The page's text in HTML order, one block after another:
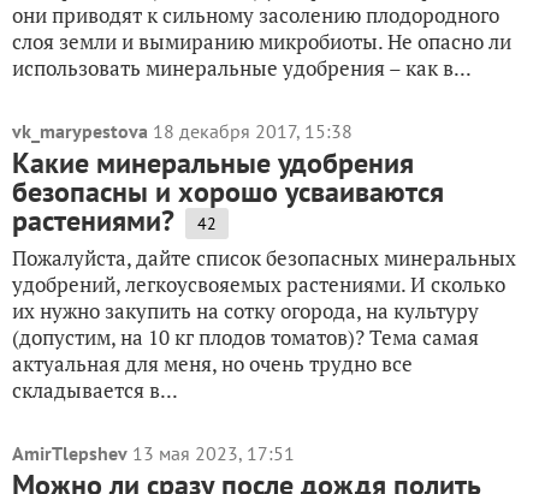
они приводят к сильному засолению плодородного
слоя земли и вымиранию микробиоты. Не опасно ли
использовать минеральные удобрения – как в...
vk_marypestova 18 декабря 2017, 15:38
Какие минеральные удобрения
безопасны и хорошо усваиваются
растениями? 42
Пожалуйста, дайте список безопасных минеральных
удобрений, легкоусвояемых растениями. И сколько
их нужно закупить на сотку огорода, на культуру
(допустим, на 10 кг плодов томатов)? Тема самая
актуальная для меня, но очень трудно все
складывается в...
AmirTlepshev 13 мая 2023, 17:51
Можно ли сразу после дождя полить